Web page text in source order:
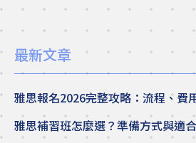
最新文章
雅思報名2026完整攻略：流程、費
雅思補習班怎麼選？準備方式與適